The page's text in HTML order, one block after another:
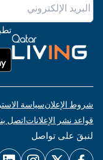
شروط الإعلانسياسة
قواعد نشر الإعلاناتاتصل
لنبقَ على تواصل